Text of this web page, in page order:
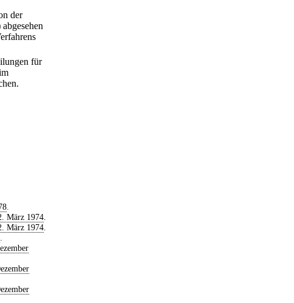
der
für
.
März 1974.
März 1974.